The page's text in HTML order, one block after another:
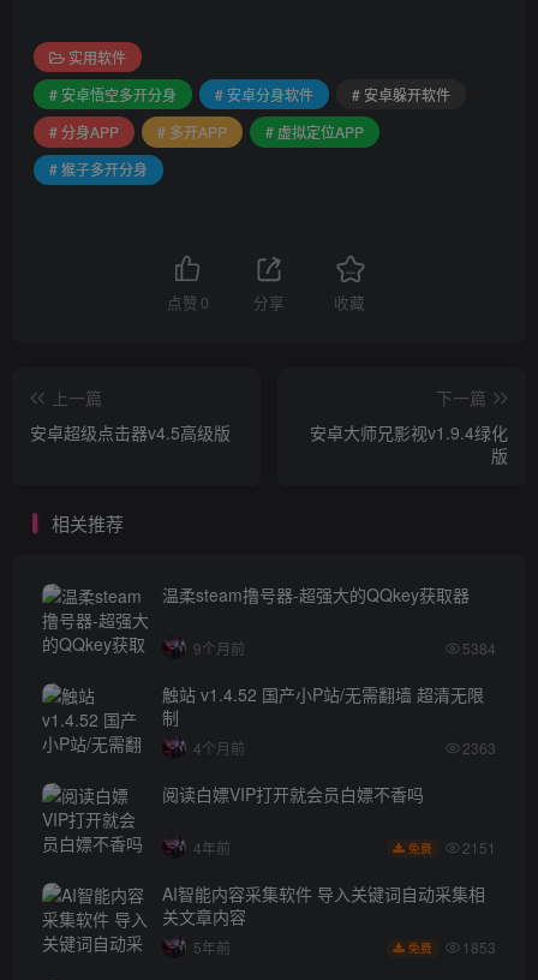
实用软件
# 安卓悟空多开分身
# 安卓分身软件
# 安卓躲开软件
# 分身APP
# 多开APP
# 虚拟定位APP
# 猴子多开分身
点赞 0 分享 收藏
上一篇
安卓超级点击器v4.5高级版
下一篇
安卓大师兄影视v1.9.4绿化
版
相关推荐
温柔steam撸号器-超强大的QQkey获取器
9个月前 5384
触站 v1.4.52 国产小P站/无需翻墙 超清无限
制
4个月前 2363
阅读白嫖VIP打开就会员白嫖不香吗
4年前 免费 2151
AI智能内容采集软件 导入关键词自动采集相
关文章内容
5年前 免费 1853